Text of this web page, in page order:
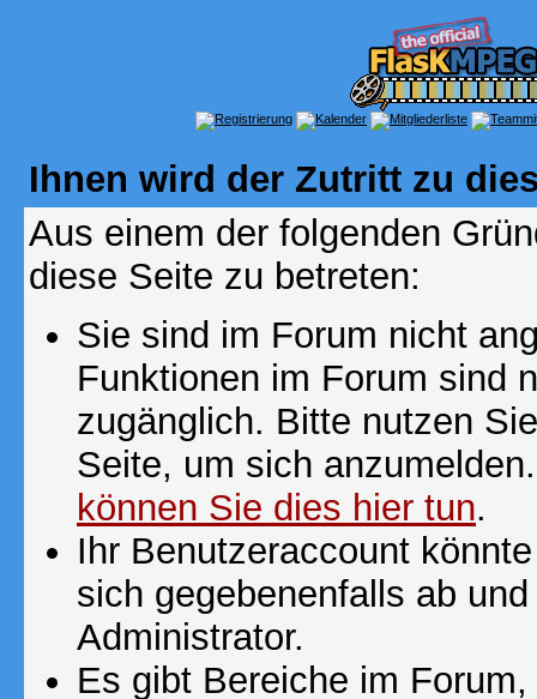
Ihnen wird der Zutritt zu
Aus einem der folgenden
diese Seite zu betreten:
Sie sind im Forum nicht
Funktionen im Forum sind
zugänglich. Bitte nutzen
Seite, um sich
können Sie dies hier tun.
Ihr Benutzeraccount
sich gegebenenfalls ab
Administrator.
Es gibt Bereiche im